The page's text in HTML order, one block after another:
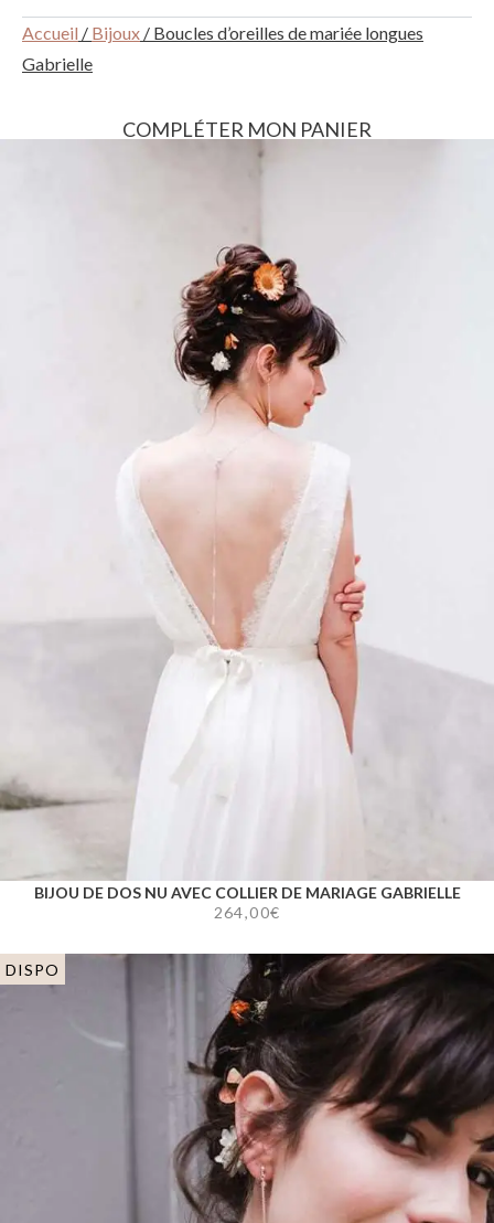
Accueil / Bijoux / Boucles d’oreilles de mariée longues
Gabrielle
COMPLÉTER MON PANIER
BIJOU DE DOS NU AVEC COLLIER DE MARIAGE GABRIELLE
264,00€
DISPO